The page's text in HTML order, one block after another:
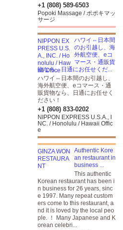
+1 (808) 589-6503
Popoki Massage / ポポキマッ
サージ
ハワイ⇔日本間
のお引越し、海
外航空便、eコ
マース・通販貨
物なら、日通にお任せくだ...
ハワイ⇔日本間のお引越し、
海外航空便、eコマース・通
販貨物なら、日通にお任せく
ださい！
+1 (808) 833-0202
NIPPON EXPRESS U.S.A., I
NC. / Honolulu / Hawaii Offic
e
Authentic Kore
an restaurant in
business ...
This authentic
Korean restaurant has been i
n business for 26 years, sinc
e 1997. Many repeat custom
ers come to this restaurant, a
nd it is loved by the local peo
ple. ！ Many Japanese and K
orean celebri...